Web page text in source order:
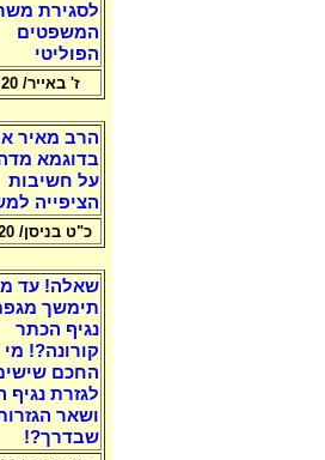
לסגירת
המשפטים
הפוליטי
ז' באייר/ 1.5.20
הרב מאיר
בדוגמא
על חשיבות
הציפייה
כ"ט בניסן/ 23.4.20
שאלה! עד
תימשך
נגיף הכתר
קורונה?! מי
החכם
לגזרת נגיף
ושאר
שבדרך?!